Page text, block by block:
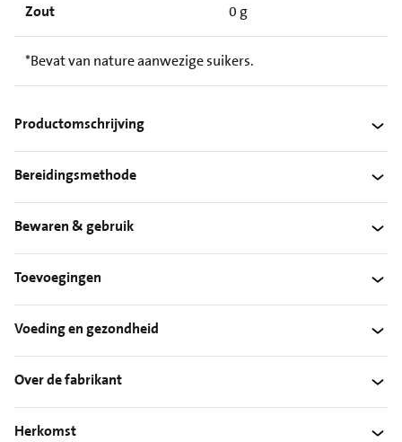
Zout 0 g
*Bevat van nature aanwezige suikers.
Productomschrijving
Bereidingsmethode
Bewaren & gebruik
Toevoegingen
Voeding en gezondheid
Over de fabrikant
Herkomst